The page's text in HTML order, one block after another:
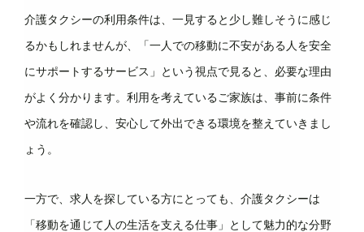
介護タクシーの利用条件は、一見すると少し難しそうに感じ
るかもしれませんが、「一人での移動に不安がある人を安全
にサポートするサービス」という視点で見ると、必要な理由
がよく分かります。利用を考えているご家族は、事前に条件
や流れを確認し、安心して外出できる環境を整えていきまし
ょう。
一方で、求人を探している方にとっても、介護タクシーは
「移動を通じて人の生活を支える仕事」として魅力的な分野